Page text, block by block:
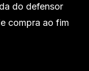
do defensor
compra ao fim